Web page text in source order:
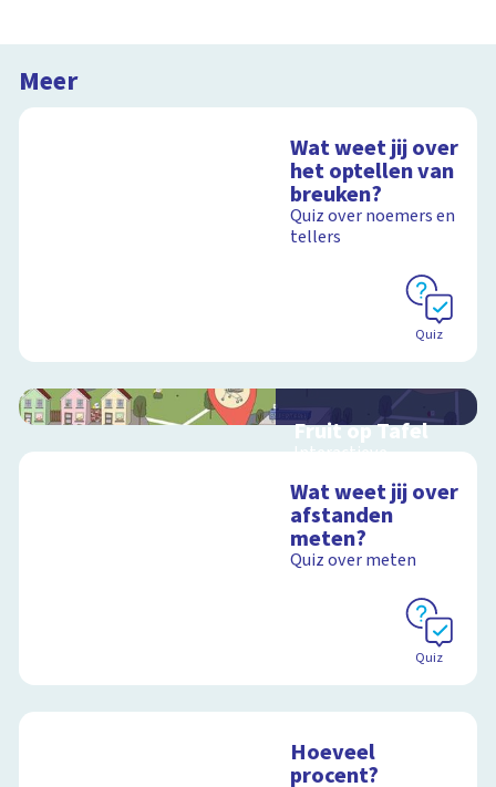
Meer
Wat weet jij over
het optellen van
breuken?
Quiz over noemers en
tellers
Quiz
Fruit op Tafel
Interactieve
rekenen
Wat weet jij over
afstanden
meten?
Quiz over meten
Quiz
Hoeveel
procent?